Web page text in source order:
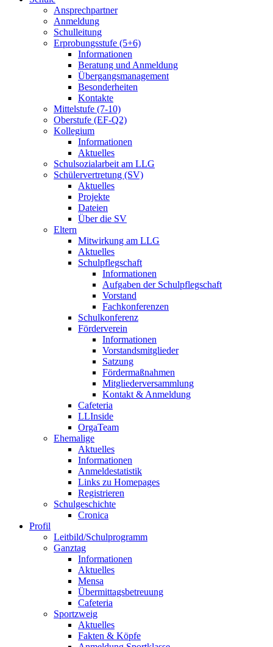
Ansprechpartner
Anmeldung
Schulleitung
Erprobungsstufe (5+6)
Informationen
Beratung und Anmeldung
Übergangsmanagement
Besonderheiten
Kontakte
Mittelstufe (7-10)
Oberstufe (EF-Q2)
Kollegium
Informationen
Aktuelles
Schulsozialarbeit am LLG
Schülervertretung (SV)
Aktuelles
Projekte
Dateien
Über die SV
Eltern
Mitwirkung am LLG
Aktuelles
Schulpflegschaft
Informationen
Aufgaben der Schulpflegschaft
Vorstand
Fachkonferenzen
Schulkonferenz
Förderverein
Informationen
Vorstandsmitglieder
Satzung
Fördermaßnahmen
Mitgliederversammlung
Kontakt & Anmeldung
Cafeteria
LLInside
OrgaTeam
Ehemalige
Aktuelles
Informationen
Anmeldestatistik
Links zu Homepages
Registrieren
Schulgeschichte
Cronica
Profil
Leitbild/Schulprogramm
Ganztag
Informationen
Aktuelles
Mensa
Übermittagsbetreuung
Cafeteria
Sportzweig
Aktuelles
Fakten & Köpfe